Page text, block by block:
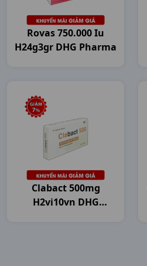
Rovas 750.000 Iu
H24g3gr DHG Pharma
Clabact 500mg
H2vi10vn DHG